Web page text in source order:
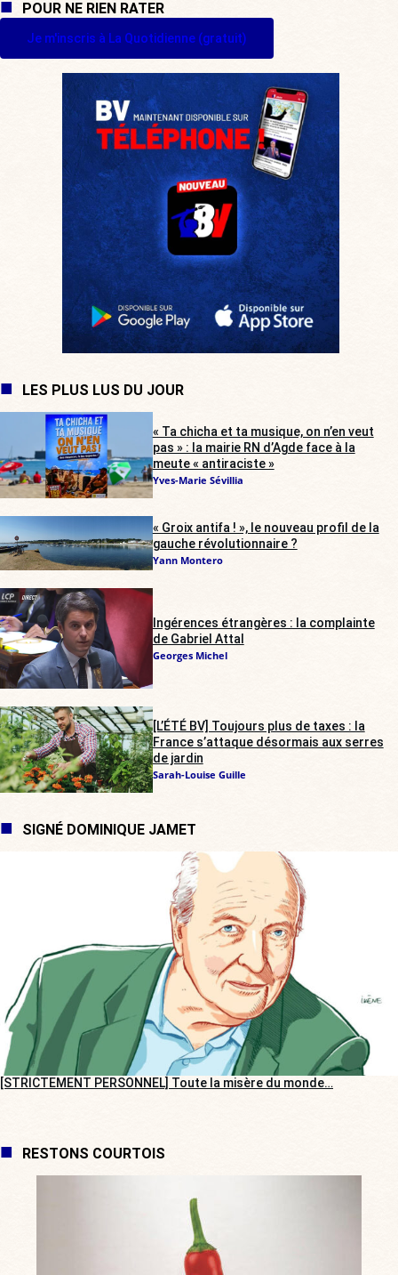
POUR NE RIEN RATER
Je m'inscris à La Quotidienne (gratuit)
LES PLUS LUS DU JOUR
« Ta chicha et ta musique, on n’en veut
pas » : la mairie RN d’Agde face à la
meute « antiraciste »
Yves-Marie Sévillia
« Groix antifa ! », le nouveau profil de la
gauche révolutionnaire ?
Yann Montero
Ingérences étrangères : la complainte
de Gabriel Attal
Georges Michel
[L’ÉTÉ BV] Toujours plus de taxes : la
France s’attaque désormais aux serres
de jardin
Sarah-Louise Guille
SIGNÉ DOMINIQUE JAMET
[STRICTEMENT PERSONNEL] Toute la misère du monde…
RESTONS COURTOIS